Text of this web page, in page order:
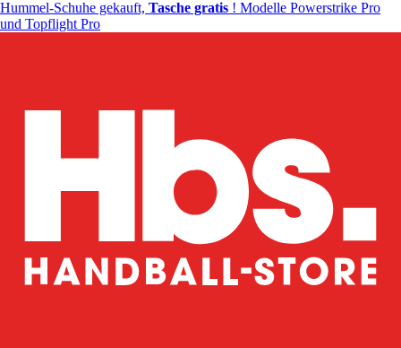
Hummel-Schuhe gekauft, Tasche gratis ! Modelle Powerstrike Pro
und Topflight Pro